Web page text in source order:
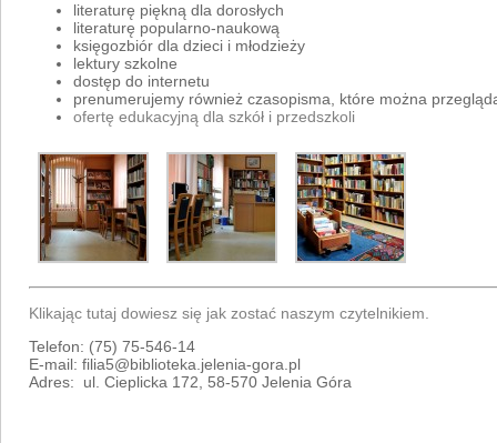
literaturę piękną dla dorosłych
literaturę popularno-naukową
księgozbiór dla dzieci i młodzieży
lektury szkolne
dostęp do internetu
prenumerujemy również czasopisma, które można
ofertę edukacyjną dla szkół i przedszkoli
Klikając tutaj dowiesz się jak zostać naszym czytelnikiem.
Telefon: (75) 75-546-14
E-mail: filia5@biblioteka.jelenia-gora.pl
Adres: ul. Cieplicka 172, 58-570 Jelenia Góra